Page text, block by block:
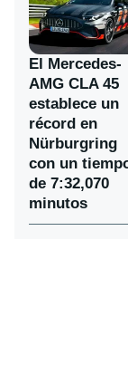
El Mercedes-
AMG CLA 45
establece un
récord en
Nürburgring
con un
de 7:32,070
minutos